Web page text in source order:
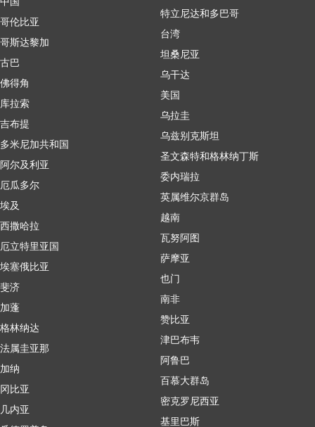
哥伦比亚
哥斯达黎加
古巴
佛得角
库拉索
吉布提
多米尼加共和国
阿尔及利亚
厄瓜多尔
埃及
西撒哈拉
厄立特里亚国
埃塞俄比亚
斐济
加蓬
格林纳达
法属圭亚那
加纳
冈比亚
几内亚
特立尼达和多巴哥
台湾
坦桑尼亚
乌干达
美国
乌拉圭
乌兹别克斯坦
圣文森特和格林纳丁斯
委内瑞拉
英属维尔京群岛
越南
瓦努阿图
萨摩亚
也门
南非
赞比亚
津巴布韦
阿鲁巴
百慕大群岛
密克罗尼西亚
基里巴斯